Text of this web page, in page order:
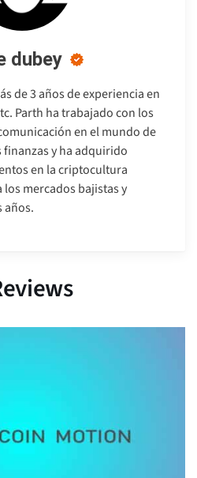
dubey
de 3 años de experiencia en
Parth ha trabajado con los
en el mundo de
y ha adquirido
en la criptocultura
mercados bajistas y
años.